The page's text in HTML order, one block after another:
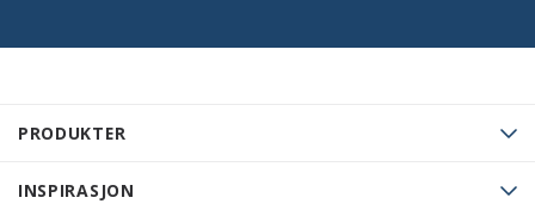
PRODUKTER
INSPIRASJON